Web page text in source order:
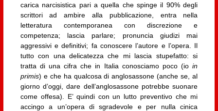
carica narcisistica pari a quella che spinge il 90% degli
scrittori ad ambire alla pubblicazione, entra nella
letteratura contemporanea con discrezione e
competenza; lascia parlare; pronuncia giudizi mai
aggressivi e definitivi; fa conoscere l’autore e l’opera. Il
tutto con una delicatezza che mi lascia stupefatto: si
tratta di una cifra che in Italia conosciamo poco (ioin
primis) e che ha qualcosa di anglosassone (anche se, al
giorno d’oggi, dare dell’anglosassone potrebbe suonare
come offesa). E’ quindi con un lutto preventivo che mi
accingo a un’opera di sgradevole e per nulla cinica